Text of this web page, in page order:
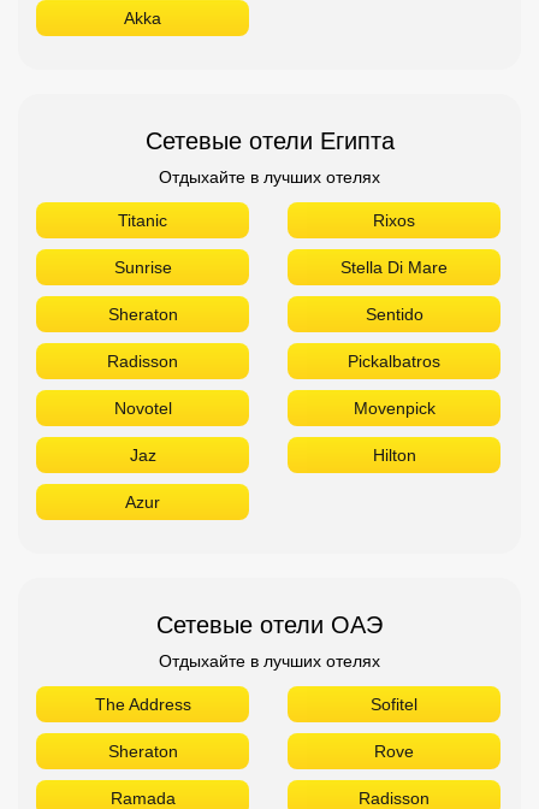
Akka
Сетевые отели Египта
Отдыхайте в лучших отелях
Titanic Rixos
Sunrise Stella Di Mare
Sheraton Sentido
Radisson Pickalbatros
Novotel Movenpick
Jaz Hilton
Azur
Сетевые отели ОАЭ
Отдыхайте в лучших отелях
The Address Sofitel
Sheraton Rove
Ramada Radisson